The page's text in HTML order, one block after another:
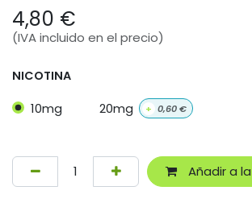
4,80 €
(IVA incluido en el precio)
NICOTINA
10mg 20mg + 0,60€
Añadir a